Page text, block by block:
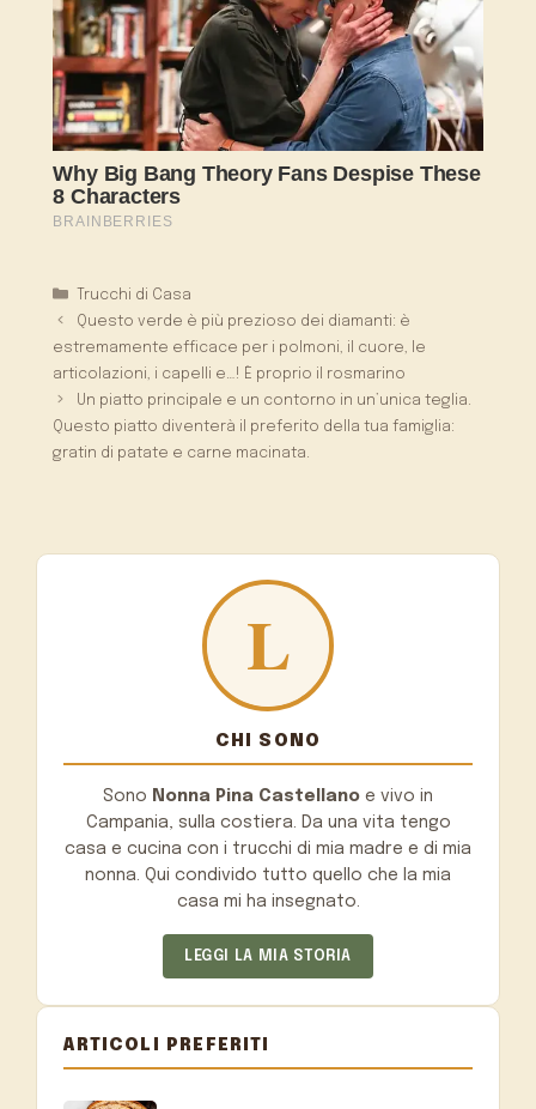
Categorie
Trucchi di Casa
Questo verde è più prezioso dei diamanti: è
estremamente efficace per i polmoni, il cuore, le
articolazioni, i capelli e…! È proprio il rosmarino
Un piatto principale e un contorno in un’unica teglia.
Questo piatto diventerà il preferito della tua famiglia:
gratin di patate e carne macinata.
CHI SONO
Sono Nonna Pina Castellano e vivo in
Campania, sulla costiera. Da una vita tengo
casa e cucina con i trucchi di mia madre e di mia
nonna. Qui condivido tutto quello che la mia
casa mi ha insegnato.
LEGGI LA MIA STORIA
ARTICOLI PREFERITI